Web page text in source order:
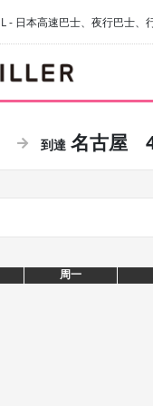
- 日本高速巴士、夜行巴士、
名古屋
周一